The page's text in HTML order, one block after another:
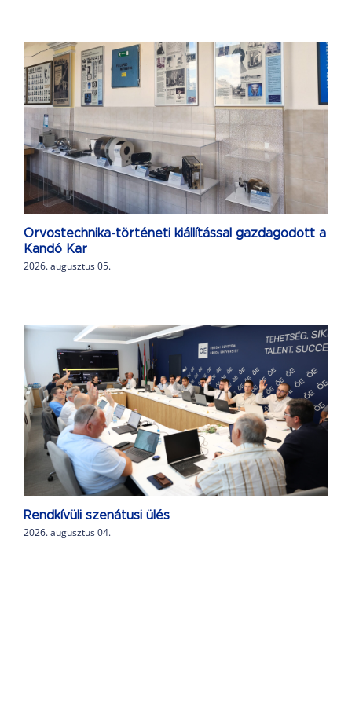
Orvostechnika-történeti kiállítással gazdagodott a
Kandó Kar
2026. augusztus 05.
Rendkívüli szenátusi ülés
2026. augusztus 04.